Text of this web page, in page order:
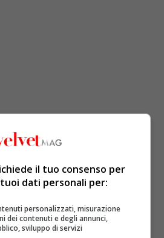
acqua e benzina
è un uomo morto” ha
, dopo l’annuncio del varo di un
nazionale per guidare
cui priorità assoluta è, almeno
eliminare l’organizzazione
il tuo consenso per
dati personali per:
personalizzati, misurazione
dei contenuti e degli annunci,
sviluppo di servizi